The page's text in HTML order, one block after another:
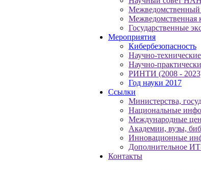
Межведомственный
Межведомственная
Государственные
Мероприятия
Кибербезопасность
Научно-
Научно-
РИНТИ (2008 -
Год науки 2017
Ссылки
Министерства,
Национальные
Международные
Академии, вузы,
Инновационные
Дополнительное
Контакты